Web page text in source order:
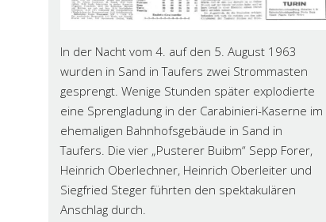
In der Nacht vom 4. auf den 5. August 1963
wurden in Sand in Taufers zwei Strommasten
gesprengt. Wenige Stunden später explodierte
eine Sprengladung in der Carabinieri-Kaserne im
ehemaligen Bahnhofsgebäude in Sand in
Taufers. Die vier „Pusterer Buibm“ Sepp Forer,
Heinrich Oberlechner, Heinrich Oberleiter und
Siegfried Steger führten den spektakulären
Anschlag durch.